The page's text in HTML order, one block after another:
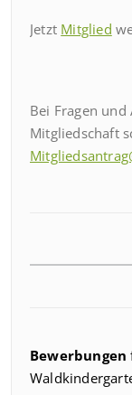
Jetzt Mitglied
Bei Fragen
Mitgliedschaft
Bewerbungen